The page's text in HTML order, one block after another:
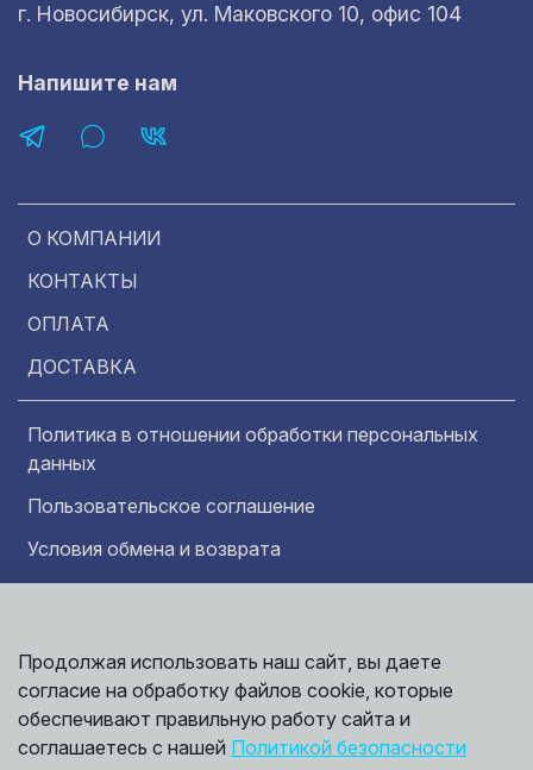
О КОМПАНИИ
КОНТАКТЫ
ОПЛАТА
ДОСТАВКА
Политика в отношении обработки персональных
данных
Пользовательское соглашение
Условия обмена и возврата
г. Новосибирск, ул. Маковского 10, офис 104
Напишите нам
©
Информация представленная на сайте
носит исключительно ознакомительный
характер и ни при каких условиях не может
считаться публичной офертой. Точные
сведения о ценах, условиях продажи и
Продолжая использовать наш сайт, вы даете
согласие на обработку файлов cookie, которые
обеспечивают правильную работу сайта и
соглашаетесь с нашей Политикой безопасности
обработки